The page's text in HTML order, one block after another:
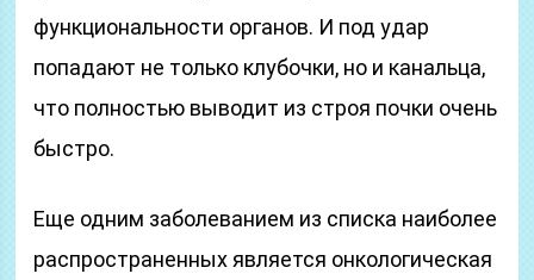
функциональности органов. И под удар
попадают не только клубочки, но и канальца,
что полностью выводит из строя почки очень
быстро.
Еще одним заболеванием из списка наиболее
распространенных является онкологическая